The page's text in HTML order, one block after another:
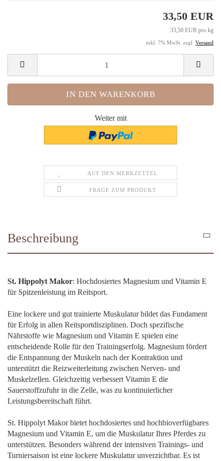
33,50 EUR
33,50 EUR pro kg
inkl. 7% MwSt. zzgl. Versand
Weiter mit
AUF DEN MERKZETTEL
FRAGE ZUM PRODUKT
Beschreibung
St. Hippolyt Makor: Hochdosiertes Magnesium und Vitamin E
für Spitzenleistung im Reitsport.
Eine lockere und gut trainierte Muskulatur bildet das Fundament
für Erfolg in allen Reitsportdisziplinen. Doch spezifische
Nährstoffe wie Magnesium und Vitamin E spielen eine
entscheidende Rolle für den Trainingserfolg. Magnesium fördert
die Entspannung der Muskeln nach der Kontraktion und
unterstützt die Reizweiterleitung zwischen Nerven- und
Muskelzellen. Gleichzeitig verbessert Vitamin E die
Sauerstoffzufuhr in die Zelle, was zu kontinuierlicher
Leistungsbereitschaft führt.
St. Hippolyt Makor bietet hochdosiertes und hochbioverfügbares
Magnesium und Vitamin E, um die Muskulatur Ihres Pferdes zu
unterstützen. Besonders während der intensiven Trainings- und
Turniersaison ist eine lockere Muskulatur unverzichtbar. Es ist